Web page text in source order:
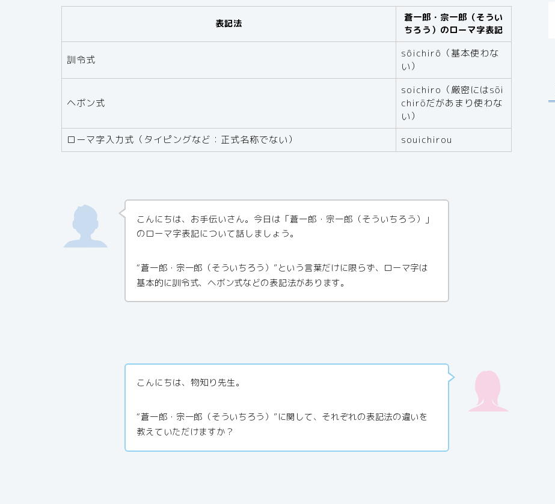
表記法
蒼一郎・宗一郎（そうい
ちろう）のローマ字表記
訓令式
sôichirô（基本使わな
い）
ヘボン式
soichiro（厳密にはsōi
chirōだがあまり使わな
い）
ローマ字入力式（タイピングなど：正式名称でない）
souichirou
こんにちは、お手伝いさん。今日は「蒼一郎・宗一郎（そういちろう）」
のローマ字表記について話しましょう。
“蒼一郎・宗一郎（そういちろう）”という言葉だけに限らず、ローマ字は
基本的に訓令式、ヘボン式などの表記法があります。
こんにちは、物知り先生。
“蒼一郎・宗一郎（そういちろう）”に関して、それぞれの表記法の違いを
教えていただけますか？